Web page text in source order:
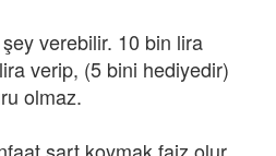
verebilir. 10 bin lira
verip, (5 bini hediyedir)
olmaz.